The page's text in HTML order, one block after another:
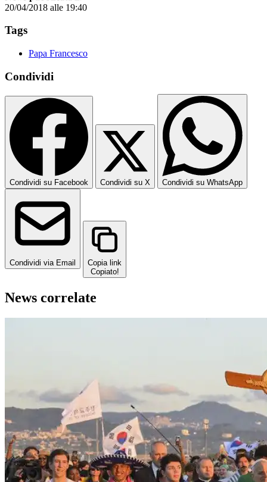
20/04/2018 alle 19:40
Tags
Papa Francesco
Condividi
Condividi su Facebook Condividi su X Condividi su WhatsApp
Condividi via Email
Copia link
Copiato!
News correlate